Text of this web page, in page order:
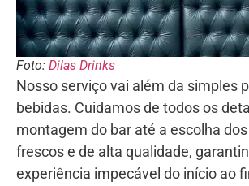
Foto: Dilas Drinks
Nosso serviço vai além da simples
bebidas. Cuidamos de todos os
montagem do bar até a escolha
frescos e de alta qualidade,
experiência impecável do início ao